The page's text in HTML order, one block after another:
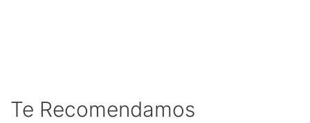
Te Recomendamos